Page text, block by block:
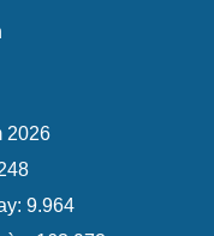
2026
9.964